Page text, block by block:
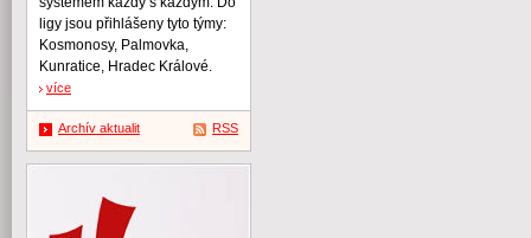
ligy jsou přihlášeny tyto týmy:
Kosmonosy, Palmovka,
Kunratice, Hradec Králové.
více
Archív aktualit RSS